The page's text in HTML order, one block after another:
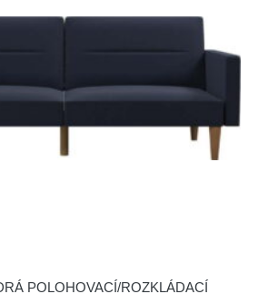
POLOHOVACÍ/ROZKLÁDACÍ